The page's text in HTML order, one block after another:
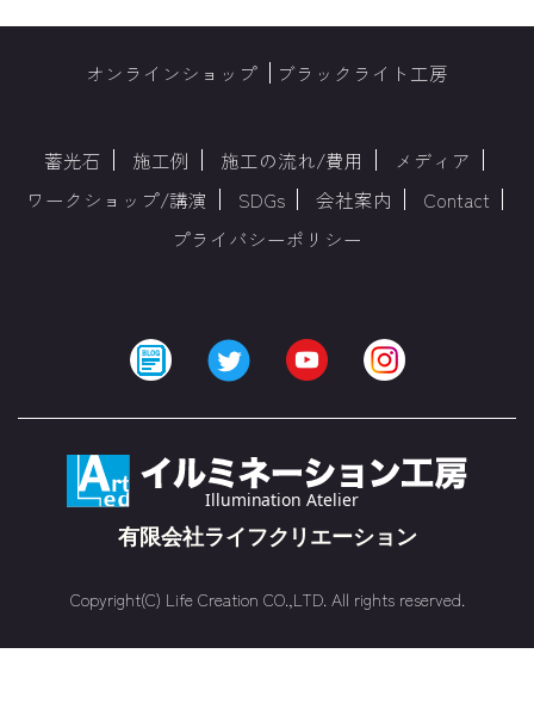
オンラインショップ ブラックライト工房
蓄光石 施工例 施工の流れ/費用
メディア
ワークショップ/講演
SDGs 会社案内
Contact
プライバシーポリシー
Copyright(C) Life Creation CO.,LTD. All rights reserved.